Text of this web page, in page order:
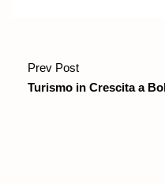
Prev Post
Turismo in Crescita a